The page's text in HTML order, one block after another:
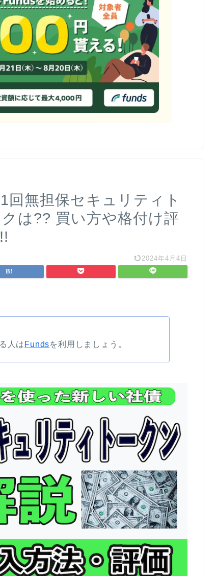
回無担保セキュリティト
は?? 買い方や格付け評
2024年4月4日
人は Fundsを利用しましょう。